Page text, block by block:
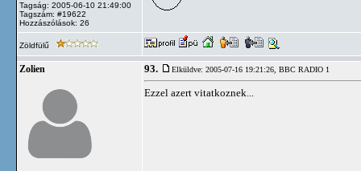
Tagság: 2005-06-10 21:49:00
Tagszám: #19622
Hozzászólások: 26
Zöldfülű
Zolien 93. Elküldve: 2005-07-16 19:21:26, BBC RADIO 1
Ezzel azert vitatkoznek...